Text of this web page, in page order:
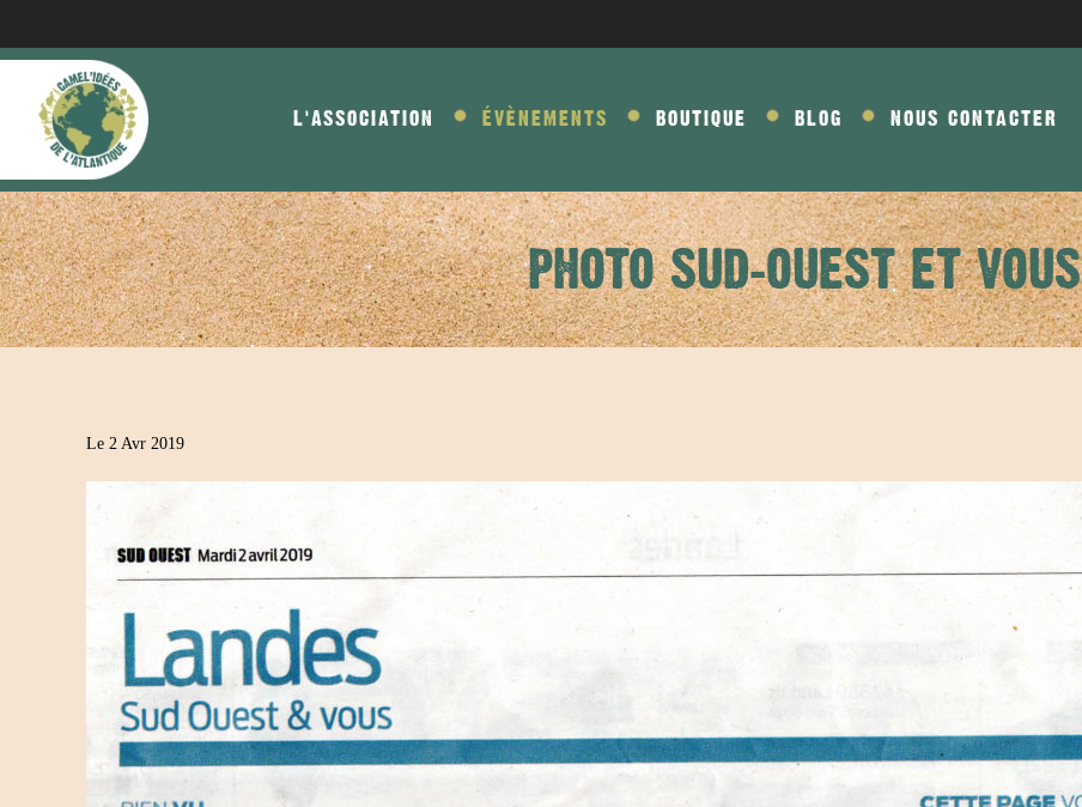
Skip to main content
L'ASSOCIATION ÉVÈNEMENTS BOUTIQUE BLOG NOUS CONTACTER
PHOTO SUD-OUEST ET VOUS
Le 2 Avr 2019